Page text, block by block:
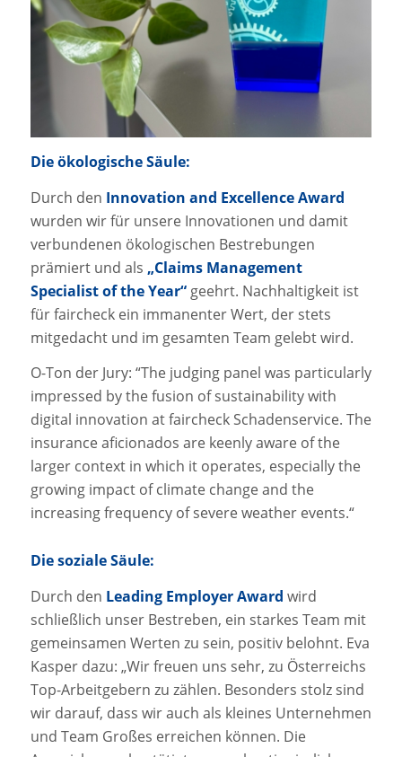
Die ökologische Säule:
Durch den Innovation and Excellence Award
wurden wir für unsere Innovationen und damit
verbundenen ökologischen Bestrebungen
prämiert und als „Claims Management
Specialist of the Year“geehrt. Nachhaltigkeit ist
für faircheck ein immanenter Wert, der stets
mitgedacht und im gesamten Team gelebt wird.
O-Ton der Jury: “The judging panel was particularly
impressed by the fusion of sustainability with
digital innovation at faircheck Schadenservice. The
insurance aficionados are keenly aware of the
larger context in which it operates, especially the
growing impact of climate change and the
increasing frequency of severe weather events.“
Die soziale Säule:
Durch den Leading Employer Award wird
schließlich unser Bestreben, ein starkes Team mit
gemeinsamen Werten zu sein, positiv belohnt. Eva
Kasper dazu: „Wir freuen uns sehr, zu Österreichs
Top-Arbeitgebern zu zählen. Besonders stolz sind
wir darauf, dass wir auch als kleines Unternehmen
und Team Großes erreichen können. Die